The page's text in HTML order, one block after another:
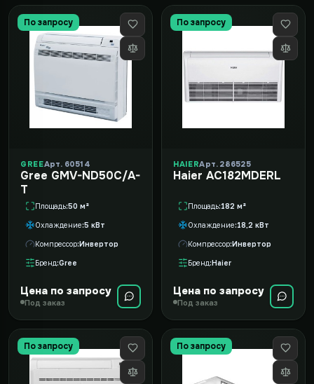
По запросу
GREEАрт. 60514
Gree GMV-ND50C/A-
T
Площадь 50 м²
Охлаждение 5 кВт
Компрессор Инвертор
Бренд Gree
Цена по запросу
Под заказ
По запросу
HAIERАрт. 286525
Haier AC182MDERL
Площадь 182 м²
Охлаждение 18,2 кВт
Компрессор Инвертор
Бренд Haier
Цена по запросу
Под заказ
По запросу По запросу